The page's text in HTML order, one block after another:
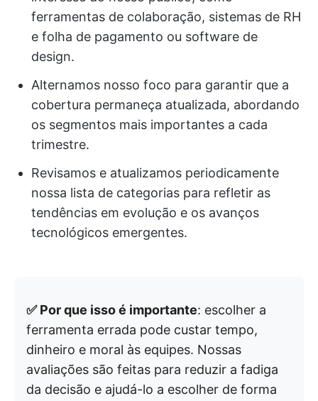
ferramentas de colaboração, sistemas de RH
e folha de pagamento ou software de
design.
Alternamos nosso foco para garantir que a
cobertura permaneça atualizada, abordando
os segmentos mais importantes a cada
trimestre.
Revisamos e atualizamos periodicamente
nossa lista de categorias para refletir as
tendências em evolução e os avanços
tecnológicos emergentes.
✅ Por que isso é importante: escolher a
ferramenta errada pode custar tempo,
dinheiro e moral às equipes. Nossas
avaliações são feitas para reduzir a fadiga
da decisão e ajudá-lo a escolher de forma